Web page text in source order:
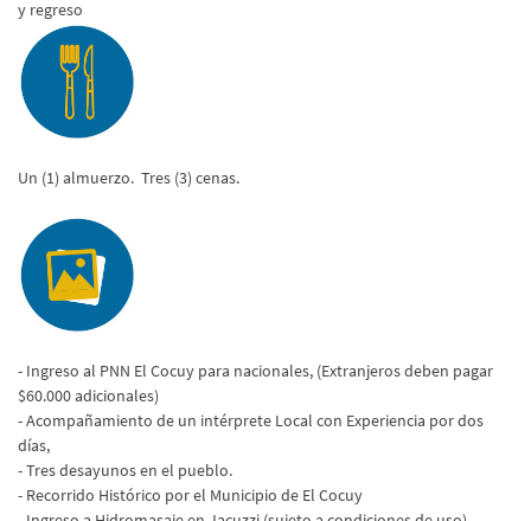
y regreso
Un (1) almuerzo. Tres (3) cenas.
- Ingreso al PNN El Cocuy para nacionales, (Extranjeros deben pagar
$60.000 adicionales)
- Acompañamiento de un intérprete Local con Experiencia por dos
días,
- Tres desayunos en el pueblo.
- Recorrido Histórico por el Municipio de El Cocuy